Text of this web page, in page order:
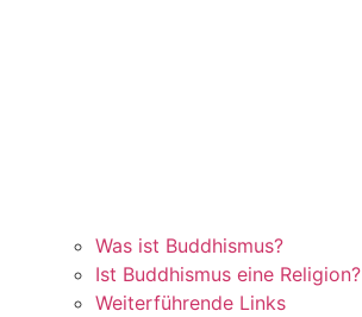
Was ist Buddhismus?
Ist Buddhismus eine Religion?
Weiterführende Links